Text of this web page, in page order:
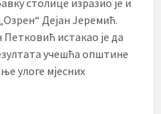
Дејан Јеремић.
истакао је да
учешћа општине
улоге мјесних